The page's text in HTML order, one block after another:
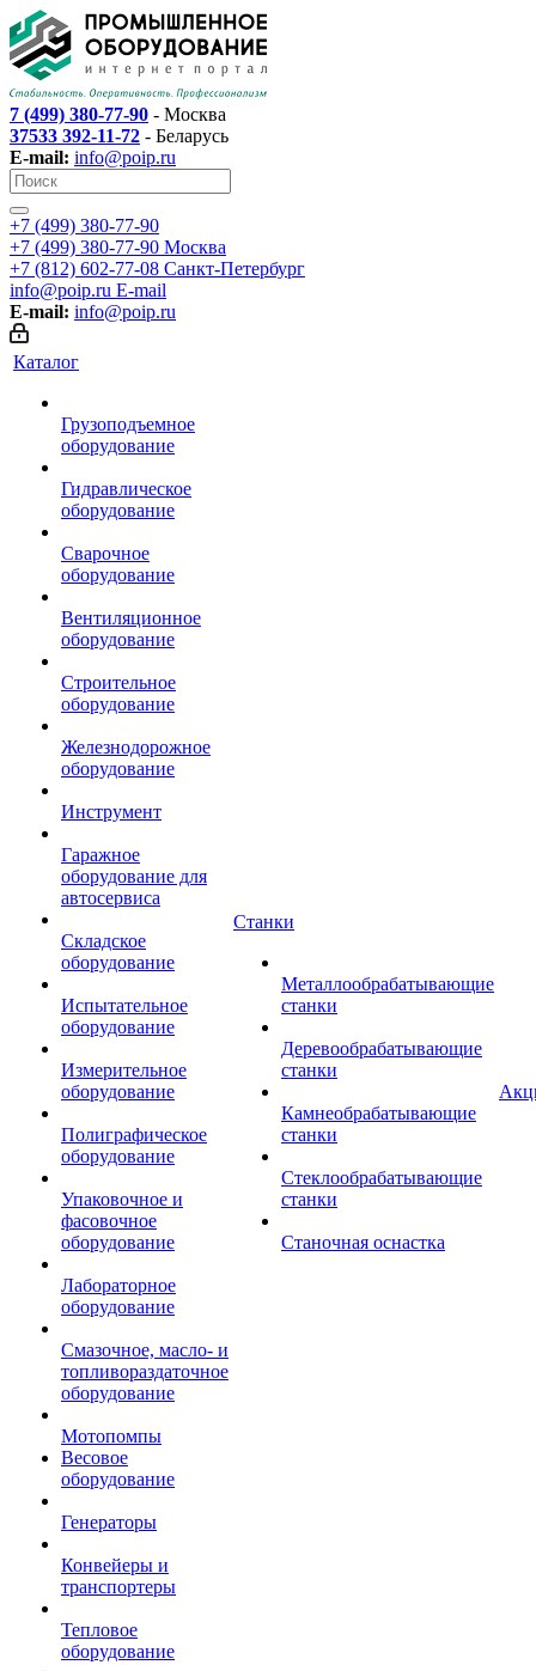
7 (499) 380-77-90 - Москва
37533 392-11-72 - Беларусь
E-mail: info@poip.ru
+7 (499) 380-77-90
+7 (499) 380-77-90 Москва
+7 (812) 602-77-08 Санкт-Петербург
info@poip.ru E-mail
E-mail: info@poip.ru
Каталог
Грузоподъемное
оборудование
Гидравлическое
оборудование
Сварочное
оборудование
Вентиляционное
оборудование
Строительное
оборудование
Железнодорожное
оборудование
Инструмент
Гаражное
оборудование для
автосервиса
Складское
оборудование
Испытательное
оборудование
Измерительное
оборудование
Полиграфическое
оборудование
Упаковочное и
фасовочное
оборудование
Лабораторное
оборудование
Смазочное, масло- и
топливораздаточное
оборудование
Мотопомпы
Весовое
оборудование
Генераторы
Конвейеры и
транспортеры
Тепловое
оборудование
Станки
Металлообрабатывающие
станки
Деревообрабатывающие
станки
Камнеобрабатывающие
станки
Стеклообрабатывающие
станки
Станочная оснастка